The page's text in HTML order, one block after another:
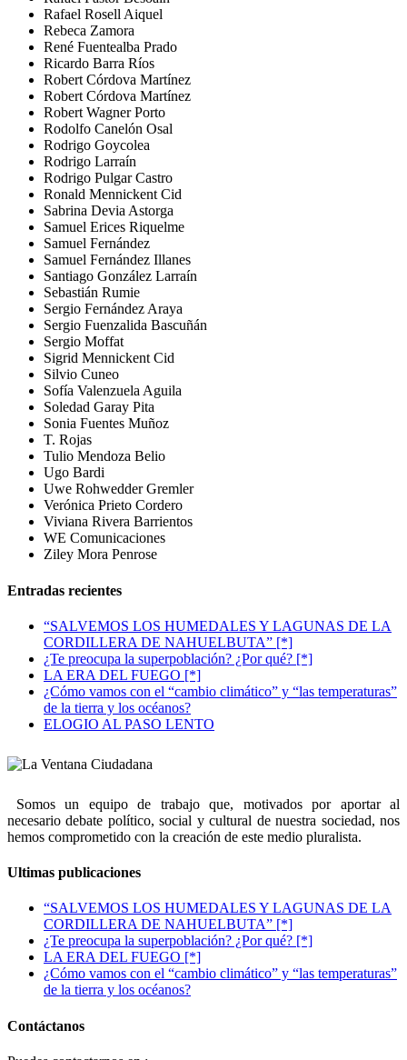
Rafael Rosell Aiquel
Rebeca Zamora
René Fuentealba Prado
Ricardo Barra Ríos
Robert Córdova Martínez
Robert Córdova Martínez
Robert Wagner Porto
Rodolfo Canelón Osal
Rodrigo Goycolea
Rodrigo Larraín
Rodrigo Pulgar Castro
Ronald Mennickent Cid
Sabrina Devia Astorga
Samuel Erices Riquelme
Samuel Fernández
Samuel Fernández Illanes
Santiago González Larraín
Sebastián Rumie
Sergio Fernández Araya
Sergio Fuenzalida Bascuñán
Sergio Moffat
Sigrid Mennickent Cid
Silvio Cuneo
Sofía Valenzuela Aguila
Soledad Garay Pita
Sonia Fuentes Muñoz
T. Rojas
Tulio Mendoza Belio
Ugo Bardi
Uwe Rohwedder Gremler
Verónica Prieto Cordero
Viviana Rivera Barrientos
WE Comunicaciones
Ziley Mora Penrose
Entradas recientes
“SALVEMOS LOS HUMEDALES Y LAGUNAS DE LA
CORDILLERA DE NAHUELBUTA” [*]
¿Te preocupa la superpoblación? ¿Por qué? [*]
LA ERA DEL FUEGO [*]
¿Cómo vamos con el “cambio climático” y “las temperaturas”
de la tierra y los océanos?
ELOGIO AL PASO LENTO
Somos un equipo de trabajo que, motivados por aportar al
necesario debate político, social y cultural de nuestra sociedad, nos
hemos comprometido con la creación de este medio pluralista.
Ultimas publicaciones
“SALVEMOS LOS HUMEDALES Y LAGUNAS DE LA
CORDILLERA DE NAHUELBUTA” [*]
¿Te preocupa la superpoblación? ¿Por qué? [*]
LA ERA DEL FUEGO [*]
¿Cómo vamos con el “cambio climático” y “las temperaturas”
de la tierra y los océanos?
Contáctanos